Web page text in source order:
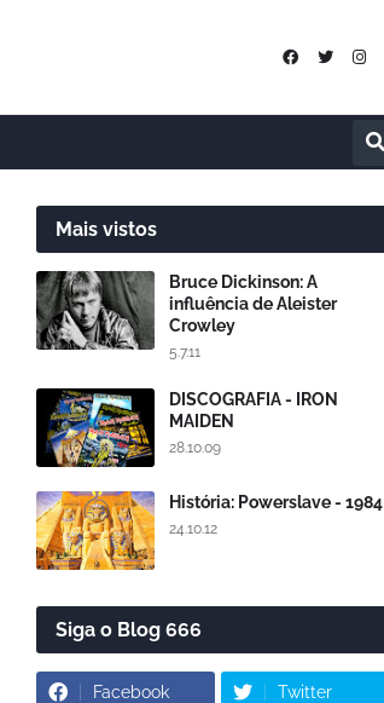
Mais vistos
Bruce Dickinson: A
influência de Aleister
Crowley
5.7.11
DISCOGRAFIA - IRON
MAIDEN
28.10.09
História: Powerslave - 1984
24.10.12
Siga o Blog 666
Facebook Twitter